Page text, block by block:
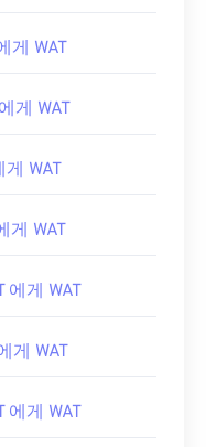
게 WAT
게 WAT
게 WAT
게 WAT
에게 WAT
게 WAT
에게 WAT